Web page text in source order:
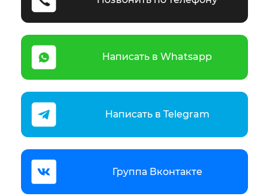
Написать в Whatsapp
Написать в Telegram
Группа Вконтакте